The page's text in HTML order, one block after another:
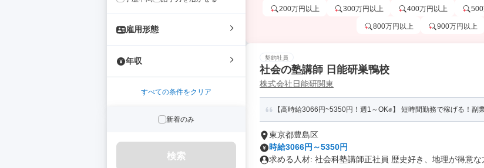
雇用形態
年収
すべての条件をクリア
新着のみ
検索
200万円以上 300万円以上 400万円以上
800万円以上 900万円以上
契約社員
社会の塾講師 日能研巣鴨校
株式会社日能研関東
【高時給3066円~5350円！週1～OK✊】 短時間勤務で稼げる！副
東京都豊島区
時給3066円～5350円
求める人材: 社会科塾講師正社員 歴史好き、地理が得意な